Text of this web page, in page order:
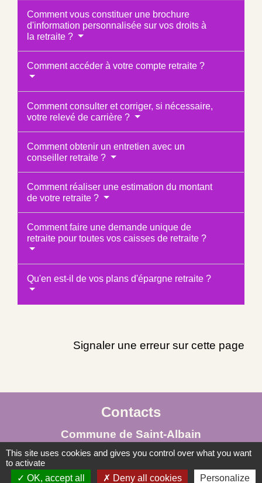
Comment vous constituer une brochure
d'information personnalisée sur vos droits à
la retraite ?
Comment accéder à votre compte retraite ?
Comment consulter et corriger, si nécessaire,
votre relevé de carrière ?
Comment obtenir un entretien avec un
conseiller retraite ?
Comment réaliser une estimation du montant
de votre retraite ?
Comment faire une demande unique de
retraite pour toutes vos caisses de retraite ?
Qu'en est-il de vos plans d'épargne retraite ?
Signaler une erreur sur cette page
Contacts
Commune de Saint-Albain
Place de la Mairie
71260 Saint-Albain - FRANCE
This site uses cookies and gives you control over what you want
to activate
OK, accept all
Deny all cookies Personalize